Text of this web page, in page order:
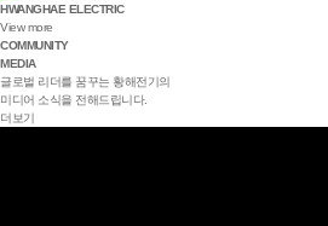
HWANGHAE ELECTRIC
View more
COMMUNITY
MEDIA
글로벌 리더를 꿈꾸는 황해전기의
미디어 소식을 전해드립니다.
더보기